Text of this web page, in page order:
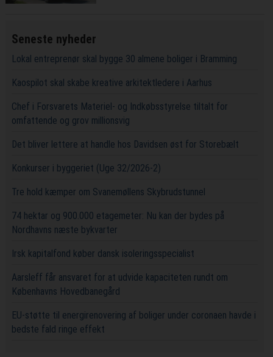
Seneste nyheder
Lokal entreprenør skal bygge 30 almene boliger i Bramming
Kaospilot skal skabe kreative arkitektledere i Aarhus
Chef i Forsvarets Materiel- og Indkøbsstyrelse tiltalt for
omfattende og grov millionsvig
Det bliver lettere at handle hos Davidsen øst for Storebælt
Konkurser i byggeriet (Uge 32/2026-2)
Tre hold kæmper om Svanemøllens Skybrudstunnel
74 hektar og 900.000 etagemeter: Nu kan der bydes på
Nordhavns næste bykvarter
Irsk kapitalfond køber dansk isoleringsspecialist
Aarsleff får ansvaret for at udvide kapaciteten rundt om
Københavns Hovedbanegård
EU-støtte til energirenovering af boliger under coronaen havde i
bedste fald ringe effekt